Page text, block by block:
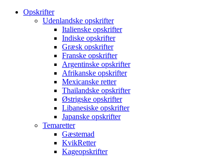
Opskrifter
Udenlandske opskrifter
Italienske opskrifter
Indiske opskrifter
Græsk opskrifter
Franske opskrifter
Argentinske opskrifter
Afrikanske opskrifter
Mexicanske retter
Thailandske opskrifter
Østrigske opskrifter
Libanesiske opskrifter
Japanske opskrifter
Temaretter
Gæstemad
KvikRetter
Kageopskrifter